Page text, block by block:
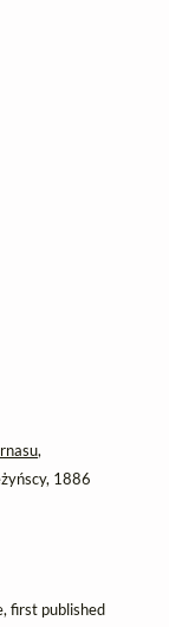
,
1886
first published